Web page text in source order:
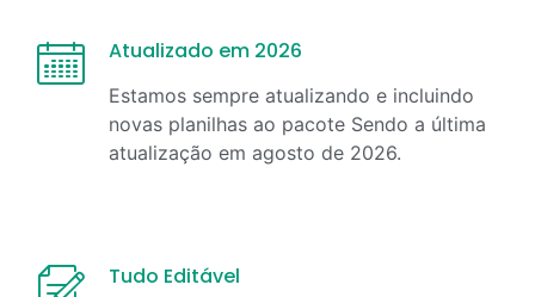
Atualizado em 2026
Estamos sempre atualizando e incluindo
novas planilhas ao pacote Sendo a última
atualização em agosto de 2026.
Tudo Editável